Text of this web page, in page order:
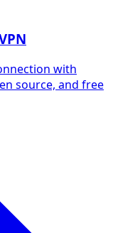
with
source, and free